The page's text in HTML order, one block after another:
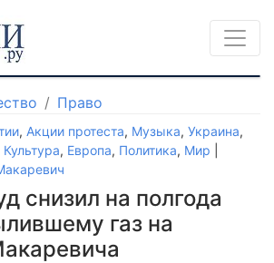
Право
, Акции протеста, Музыка, Украина,
Культура, Европа, Политика, Мир
снизил на полгода
газ на